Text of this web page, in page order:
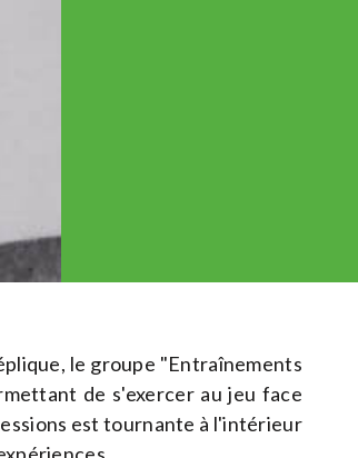
le groupe "Entraînements
de s'exercer au jeu face
est tournante à l'intérieur